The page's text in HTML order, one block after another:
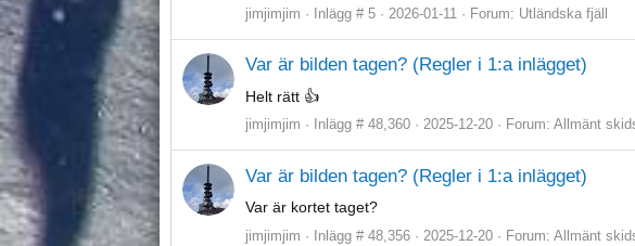
jimjimjim Inlägg # 5 2026-01-11 Forum: Utländska fjäll
Var är bilden tagen? (Regler i 1:a inlägget)
Helt rätt 👍
jimjimjim Inlägg # 48,360 2025-12-20 Forum: Allmänt
Var är bilden tagen? (Regler i 1:a inlägget)
Var är kortet taget?
jimjimjim Inlägg # 48,356 2025-12-20 Forum: Allmänt